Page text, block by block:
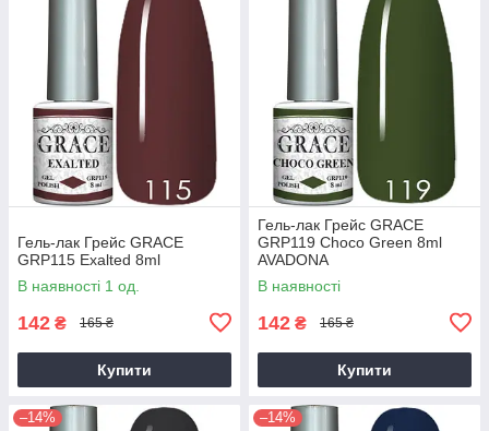
Гель-лак Грейс GRACE
GRP115 Exalted 8ml
В наявності 1 од.
142 ₴ 165 ₴
Купити
Гель-лак Грейс GRACE
GRP119 Choco Green 8ml
AVADONA
В наявності
142 ₴ 165 ₴
Купити
–14% –14%